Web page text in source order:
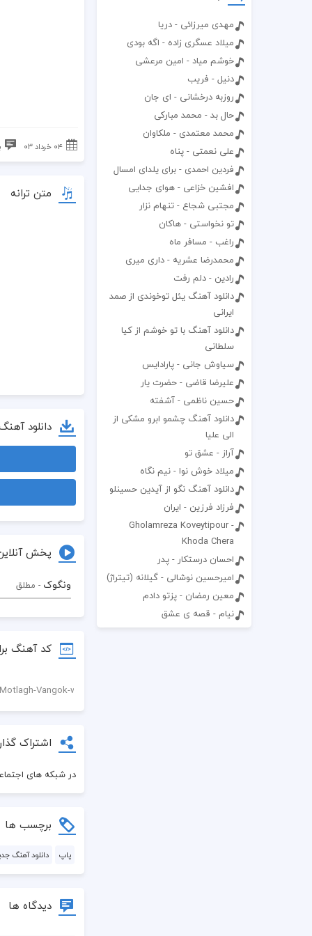
مهدی میرزائی - دریا
میلاد عسگری زاده - اگه بودی
خوشم میاد - امین مرعشی
دنیل - فریب
روزبه درخشانی - ای جان
حال بد - محمد مبارکی
محمد معتمدی - ملکاوان
علی نعمتی - پناه
فردین احمدی - برای یلدای امسال
افشین خزاعی - هوای جدایی
مجتبی شجاع - تنهام نزار
تو نخواستی - هاکان
راغب - مسافر ماه
محمدرضا عشریه - داری میری
رادین - دلم رفت
دانلود آهنگ یئل توخوندی از صمد
ایرانی
دانلود آهنگ با تو خوشم از کیا
سلطانی
سیاوش جانی - پارادایس
علیرضا قاضی - حضرت یار
حسین ناظمی - آشفته
دانلود آهنگ چشمو ابرو مشکی از
الی علیا
آراز - عشق تو
میلاد خوش نوا - نیم نگاه
دانلود آهنگ نگو از آیدین حسینلو
فرزاد فرزین - ایران
Gholamreza Koveytipour -
Khoda Chera
احسان درستکار - پدر
امیرحسین نوشالی - گیلانه (تیتراژ)
معین رمضان - پزتو دادم
نیام - قصه ی عشق
۰۴ خرداد ۰۳
متن ترانه
دانلود
پخش
ونگوک - مطلق
کد آهنگ
اشتراک
در شبکه های
برچسب ها
پاپ دانلود آهنگ
دیدگاه ها